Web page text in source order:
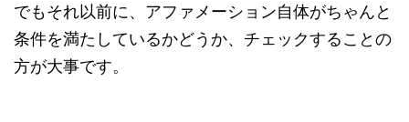
でもそれ以前に、アファメーション自体がちゃんと
条件を満たしているかどうか、チェックすることの
方が大事です。